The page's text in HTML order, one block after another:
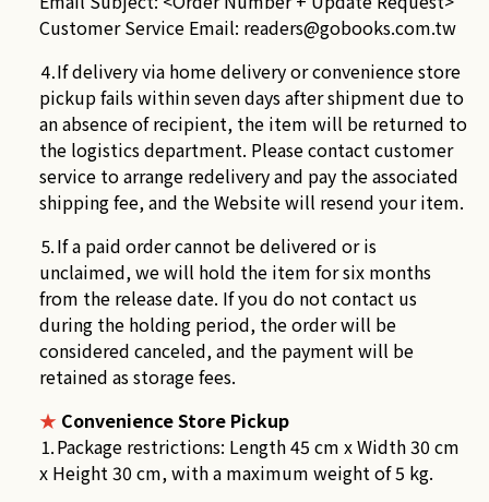
Customer Service Email: readers@gobooks.com.tw
⒋If delivery via home delivery or convenience store
pickup fails within seven days after shipment due to
an absence of recipient, the item will be returned to
the logistics department. Please contact customer
service to arrange redelivery and pay the associated
shipping fee, and the Website will resend your item.
⒌If a paid order cannot be delivered or is
unclaimed, we will hold the item for six months
from the release date. If you do not contact us
during the holding period, the order will be
considered canceled, and the payment will be
retained as storage fees.
★ Convenience Store Pickup
⒈Package restrictions: Length 45 cm x Width 30 cm
x Height 30 cm, with a maximum weight of 5 kg.